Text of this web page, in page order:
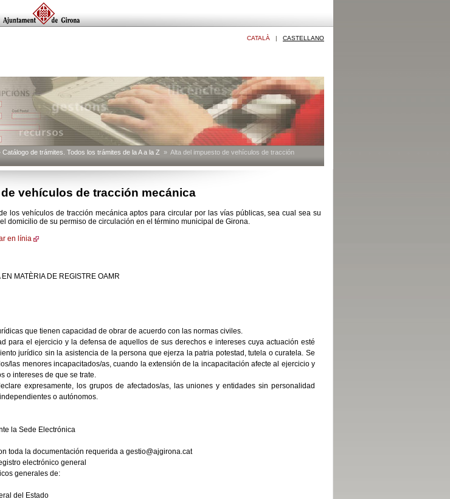
CATALÀ | CASTELLANO
Catálogo de trámites. Todos los trámites de la A a la Z » Alta del impuesto de vehículos de tracción
vehículos de tracción mecánica
los vehículos de tracción mecánica aptos para circular por las vías públicas, sea cual sea su
domicilio de su permiso de circulación en el término municipal de Girona.
en línia
MATÈRIA DE REGISTRE OAMR
que tienen capacidad de obrar de acuerdo con las normas civiles.
para el ejercicio y la defensa de aquellos de sus derechos e intereses cuya actuación esté
jurídico sin la asistencia de la persona que ejerza la patria potestad, tutela o curatela. Se
las menores incapacitados/as, cuando la extensión de la incapacitación afecte al ejercicio y
o intereses de que se trate.
expresamente, los grupos de afectados/as, las uniones y entidades sin personalidad
o autónomos.
la Sede Electrónica
toda la documentación requerida a gestio@ajgirona.cat
electrónico general
generales de:
del Estado